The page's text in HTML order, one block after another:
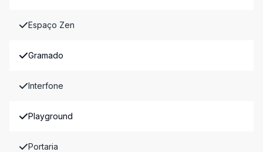
Espaço Zen
Gramado
Interfone
Playground
Portaria